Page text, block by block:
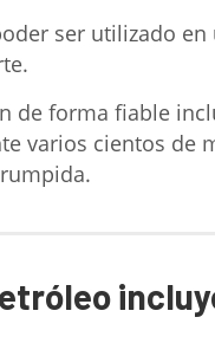
ser utilizado
de forma fiable
varios cientos de